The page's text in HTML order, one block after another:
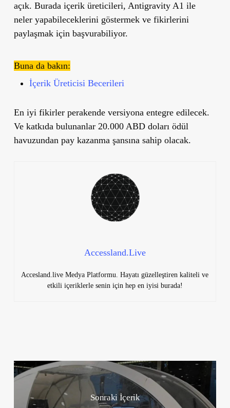
açık. Burada içerik üreticileri, Antigravity A1 ile
neler yapabileceklerini göstermek ve fikirlerini
paylaşmak için başvurabiliyor.
Buna da bakın:
İçerik Üreticisi Becerileri
En iyi fikirler perakende versiyona entegre edilecek.
Ve katkıda bulunanlar 20.000 ABD dolarıödül
havuzundan pay kazanma şansına sahip olacak.
Accessland.Live
Accesland.live Medya Platformu. Hayatı güzelleştiren kaliteli ve
etkili içeriklerle senin için hep en iyisi burada!
Sonraki İçerik